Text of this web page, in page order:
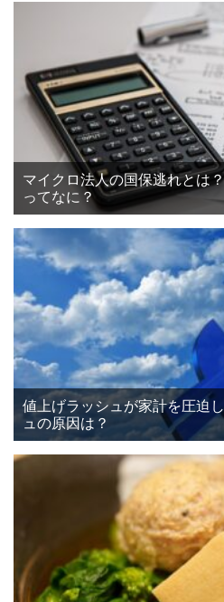
マイクロ法人の国保逃れとは
ってなに？
値上げラッシュが家計を圧迫
ュの原因は？